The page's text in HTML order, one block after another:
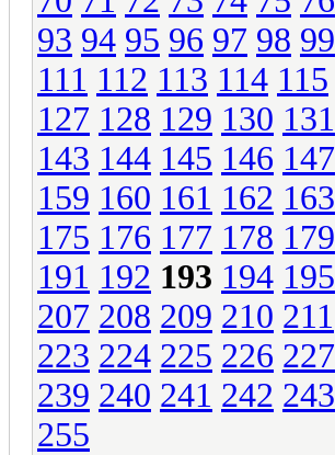
93 94 95 96 97 98 99
111 112 113 114 115
127 128 129 130 131
143 144 145 146 147
159 160 161 162 163
175 176 177 178 179
191 192 193 194 195
207 208 209 210 211
223 224 225 226 227
239 240 241 242 243
255